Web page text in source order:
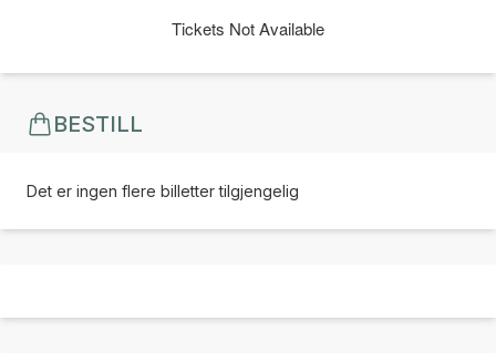
Tickets Not Available
BESTILL
Det er ingen flere billetter tilgjengelig